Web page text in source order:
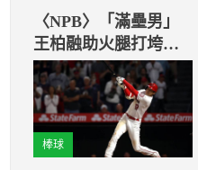
〈NPB〉「滿壘男」
王柏融助火腿打垮西
武 兩隊監督都有話說
棒球